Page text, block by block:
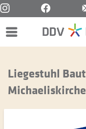
Menü
Liegestuhl